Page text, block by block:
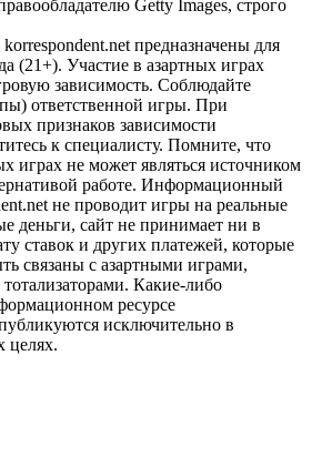
Getty Images, строго
предназначены для
(21+). Участие в азартных играх
зависимость. Соблюдайте
ответственной игры. При
признаков зависимости
к специалисту. Помните, что
играх не может являться источником
работе. Информационный
не проводит игры на реальные
деньги, сайт не принимает ни в
ставок и других платежей, которые
связаны с азартными играми,
Какие-либо
ресурсе
исключительно в
целях.